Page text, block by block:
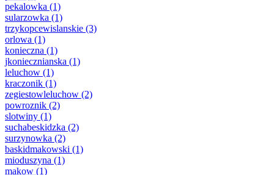
pekalowka (1)
sularzowka (1)
trzykopcewislanskie (3)
orlowa (1)
konieczna (1)
jkoniecznianska (1)
leluchow (1)
kraczonik (1)
zegiestowleluchow (2)
powroznik (2)
slotwiny (1)
suchabeskidzka (2)
surzynowka (2)
baskidmakowski (1)
mioduszyna (1)
makow (1)